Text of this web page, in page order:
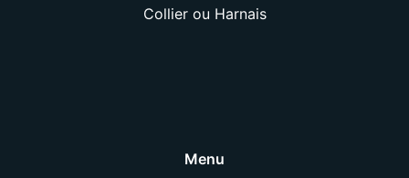
Collier ou Harnais
Menu